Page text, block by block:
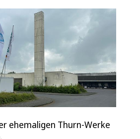
ehemaligen Thurn-Werke